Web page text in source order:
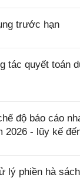
trước hạn
tác quyết toán
độ báo cáo
- lũy kế
lý phiền hà